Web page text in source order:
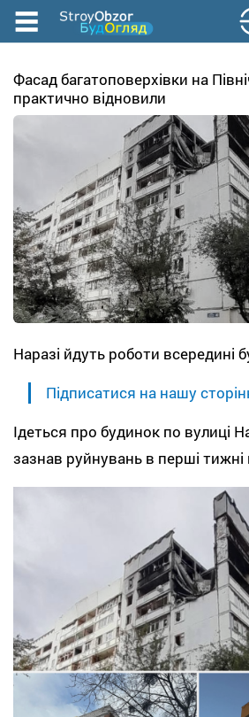
Перейти
содержанию
Фасад багатоповерхівки на
практично відновили
Наразі йдуть роботи всередині
Підписатися на нашу
Ідеться про будинок по вулиці
зазнав руйнувань в перші тижні